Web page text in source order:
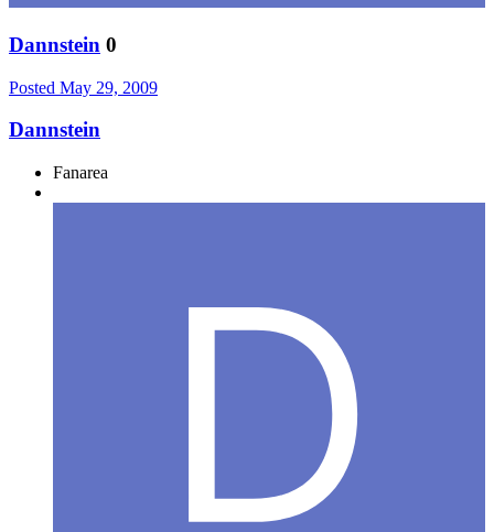
Dannstein 0
Posted May 29, 2009
Dannstein
Fanarea